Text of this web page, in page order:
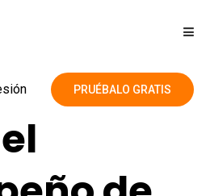
PRUÉBALO GRATIS